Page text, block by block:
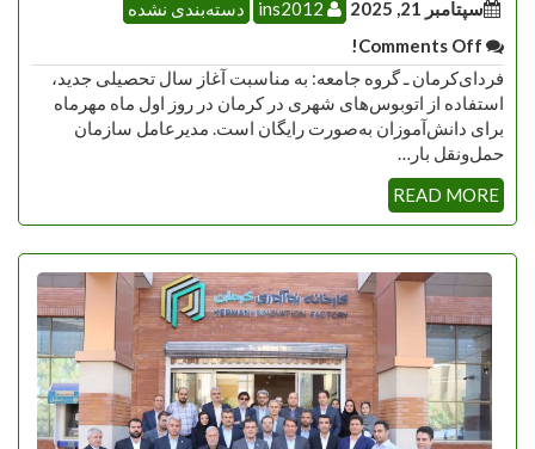
سپتامبر 21, 2025
دسته‌بندی نشده
فردای‌کرمان ـ گروه جامعه: به مناسبت آغاز سال تحصیلی جدید،
استفاده از اتوبوس‌های شهری در کرمان در روز اول ماه مهرماه
برای دانش‌آموزان به‌صورت رایگان است. مدیرعامل سازمان
حمل‌ونقل بار…
READ MORE